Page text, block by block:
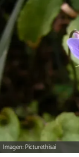
Imagen: Picturethisai